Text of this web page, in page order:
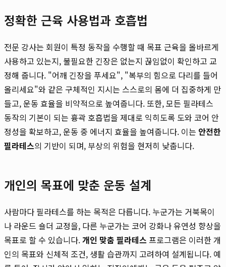
정확한 근육 사용법과 호흡법
전문 강사는 회원이 특정 동작을 수행할 때 목표 근육을 올바르게
사용하고 있는지, 불필요한 긴장은 없는지 끊임없이 확인하고 교
정해 줍니다. "어깨 긴장을 푸세요", "복부의 힘으로 다리를 들어
올리세요"와 같은 구체적인 지시는 스스로의 몸에 더 집중하게 만
들고, 운동 효율을 비약적으로 높여줍니다. 또한, 모든 필라테스
동작의 기본이 되는 흉곽 호흡법을 제대로 익히도록 도와 코어 안
정성을 확보하고, 운동 중 에너지 효율을 높여줍니다. 이는 안전한
필라테스의 기반이 되며, 부상의 위험을 현저히 낮춥니다.
개인의 목표에 맞춘 운동 설계
사람마다 필라테스를 하는 목적은 다릅니다. 누군가는 거북목이
나 라운드 숄더 교정을, 다른 누군가는 코어 강화나 유연성 향상을
목표로 할 수 있습니다.개인 맞춤 필라테스 프로그램은 이러한 개
인의 목표와 신체적 조건, 생활 습관까지 고려하여 설계됩니다. 예